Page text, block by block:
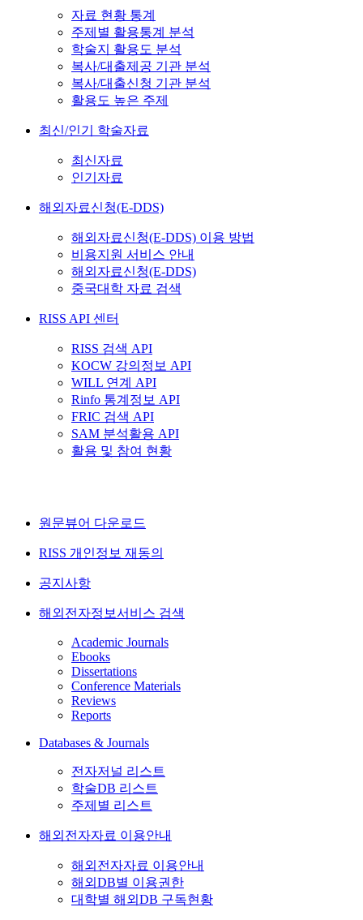
자료 현황 통계
주제별 활용통계 분석
학술지 활용도 분석
복사/대출제공 기관 분석
복사/대출신청 기관 분석
활용도 높은 주제
최신/인기 학술자료
최신자료
인기자료
해외자료신청(E-DDS)
해외자료신청(E-DDS) 이용 방법
비용지원 서비스 안내
해외자료신청(E-DDS)
중국대학 자료 검색
RISS API 센터
RISS 검색 API
KOCW 강의정보 API
WILL 연계 API
Rinfo 통계정보 API
FRIC 검색 API
SAM 분석활용 API
활용 및 참여 현황
원문뷰어 다운로드
RISS 개인정보 재동의
공지사항
해외전자정보서비스 검색
Academic Journals
Ebooks
Dissertations
Conference Materials
Reviews
Reports
Databases & Journals
전자저널 리스트
학술DB 리스트
주제별 리스트
해외전자자료 이용안내
해외전자자료 이용안내
해외DB별 이용권한
대학별 해외DB 구독현황